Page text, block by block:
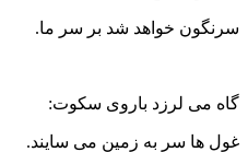
سرنگون خواهد شد بر سر ما.
گاه می لرزد باروی سکوت:
غول ها سر به زمین می سایند.